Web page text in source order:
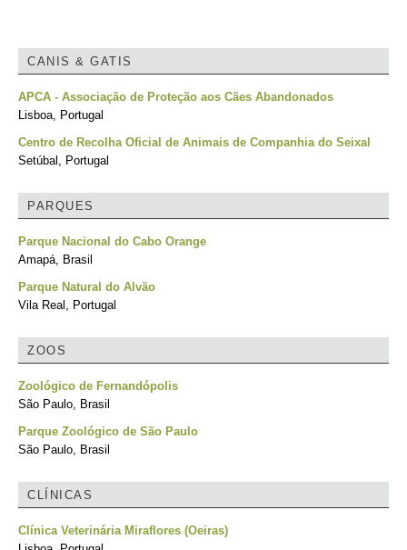
CANIS & GATIS
APCA - Associação de Proteção aos Cães Abandonados
Lisboa, Portugal
Centro de Recolha Oficial de Animais de Companhia do Seixal
Setúbal, Portugal
PARQUES
Parque Nacional do Cabo Orange
Amapá, Brasil
Parque Natural do Alvão
Vila Real, Portugal
ZOOS
Zoológico de Fernandópolis
São Paulo, Brasil
Parque Zoológico de São Paulo
São Paulo, Brasil
CLÍNICAS
Clínica Veterinária Miraflores (Oeiras)